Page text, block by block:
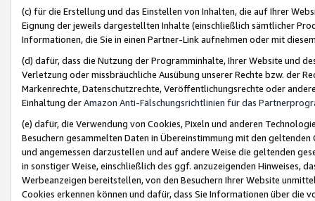
(c) für die Erstellung und das Einstellen von Inhalten, die auf Ihrer
Eignung der jeweils dargestellten Inhalte (einschließlich sämtlicher
Informationen, die Sie in einen Partner-Link aufnehmen oder mit
(d) dafür, dass die Nutzung der Programminhalte, Ihrer Website und
Verletzung oder missbräuchliche Ausübung unserer Rechte bzw. der
Markenrechte, Datenschutzrechte, Veröffentlichungsrechte oder
Einhaltung derAmazon Anti-Fälschungsrichtlinien für das
(e) dafür, die Verwendung von Cookies, Pixeln und anderen
Besuchern gesammelten Daten in Übereinstimmung mit den
und angemessen darzustellen und auf andere Weise die geltenden
in sonstiger Weise, einschließlich des ggf. anzuzeigenden Hinweises,
Werbeanzeigen bereitstellen, von den Besuchern Ihrer Website
Cookies erkennen können und dafür, dass Sie Informationen über die